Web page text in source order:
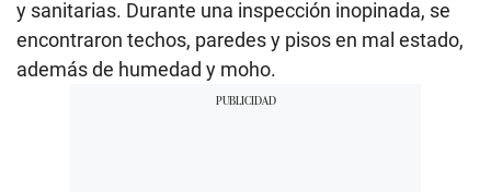
y sanitarias. Durante una inspección inopinada, se
encontraron techos, paredes y pisos en mal estado,
además de humedad y moho.